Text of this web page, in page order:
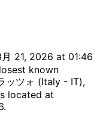
21, 2026 at 01:46
known
ッツォ (Italy - IT),
located at